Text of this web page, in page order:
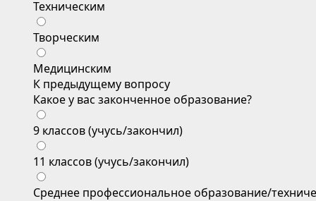
Техническим
Творческим
Медицинским
К предыдущему вопросу
Какое у вас законченное образование?
9 классов (учусь/закончил)
11 классов (учусь/закончил)
Среднее профессиональное образование/